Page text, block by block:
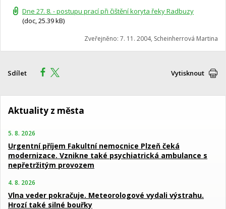
Dne 27. 8. - postupu prací při čištění koryta řeky Radbuzy
(doc, 25.39 kB)
Zveřejněno: 7. 11. 2004, Scheinherrová Martina
Sdílet Vytisknout
Aktuality z města
5. 8. 2026
Urgentní příjem Fakultní nemocnice Plzeň čeká
modernizace. Vznikne také psychiatrická ambulance s
nepřetržitým provozem
4. 8. 2026
Vlna veder pokračuje. Meteorologové vydali výstrahu.
Hrozí také silné bouřky